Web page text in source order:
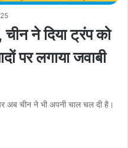
ने दिया ट्रंप को
पर लगाया जवाबी
अब चीन ने भी अपनी चाल चल दी है।